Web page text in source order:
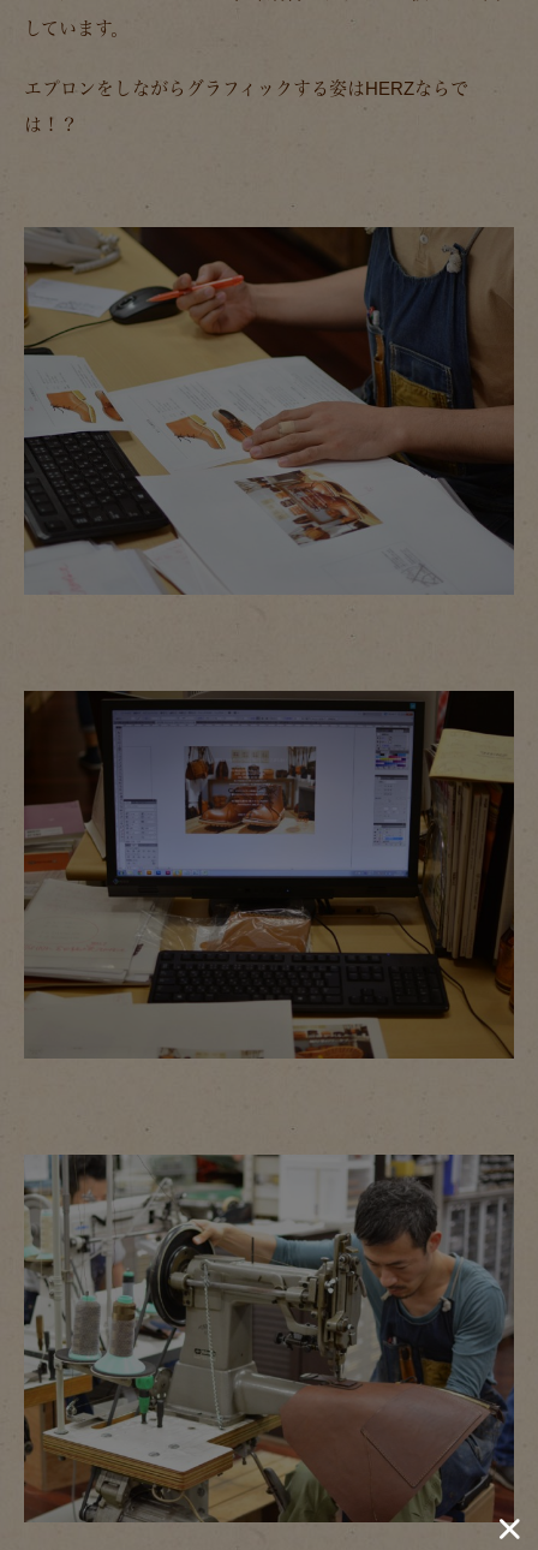
しています。
エプロンをしながらグラフィックする姿はHERZならで
は！？